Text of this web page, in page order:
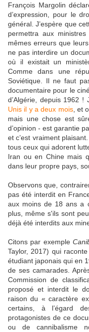
François Margolin
d’expression, pour le
général. J’espère que
permettra aux
mêmes erreurs que
ne pas interdire un
où il existait un
Comme dans une
Soviétique. Il ne faut
documentaire pour le
d’Algérie, depuis 1962 !
Unis il y a deux mois, et
mais une chose est
d’opinion - est garantie
et c’est vraiment
tous ceux qui adorent
Iran ou en Chine mais
dans leur propre pays,
Observons que,
pas été interdit en
aux moins de 18 ans a
plus, même s'ils sont
déjà été interdits aux
Citons par exemple
Taylor, 2017) qui raconte
étudiant japonais qui en
de ses camarades.
Commission de
proposé et interdit le
raison du « caractère
certains, à l’égard
protagonistes de ce
ou de cannibalisme